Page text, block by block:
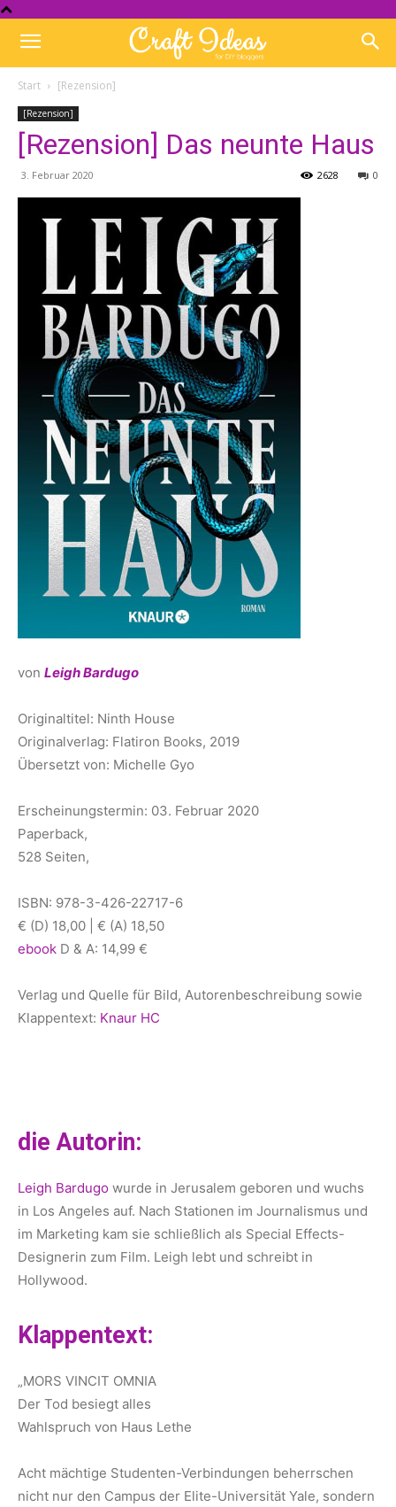
Start [Rezension]
[Rezension]
[Rezension] Das neunte Haus
3. Februar 2020 0
2628
von Leigh Bardugo
Originaltitel: Ninth House
Originalverlag: Flatiron Books, 2019
Übersetzt von: Michelle Gyo
Erscheinungstermin: 03. Februar 2020
Paperback,
528 Seiten,
ISBN: 978-3-426-22717-6
€ (D) 18,00 | € (A) 18,50
ebook D & A: 14,99 €
Verlag und Quelle für Bild, Autorenbeschreibung sowie
Klappentext: Knaur HC
die Autorin:
Leigh Bardugo wurde in Jerusalem geboren und wuchs
in Los Angeles auf. Nach Stationen im Journalismus und
im Marketing kam sie schließlich als Special Effects-
Designerin zum Film. Leigh lebt und schreibt in
Hollywood.
Klappentext:
„MORS VINCIT OMNIA
Der Tod besiegt alles
Wahlspruch von Haus Lethe
Acht mächtige Studenten-Verbindungen beherrschen
nicht nur den Campus der Elite-Universität Yale, sondern